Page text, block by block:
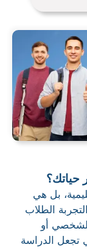
حياتك؟
بل هي
الطلاب
أو
تجعل الدراسة